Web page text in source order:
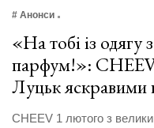
# Анонси
«На тобі із одягу
парфум!»:
Луцьк яскравими
CHEEV 1 лютого з